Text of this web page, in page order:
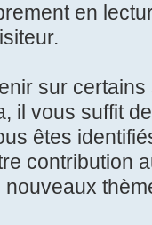
en
sur
il vous suffit
êtes
contribution